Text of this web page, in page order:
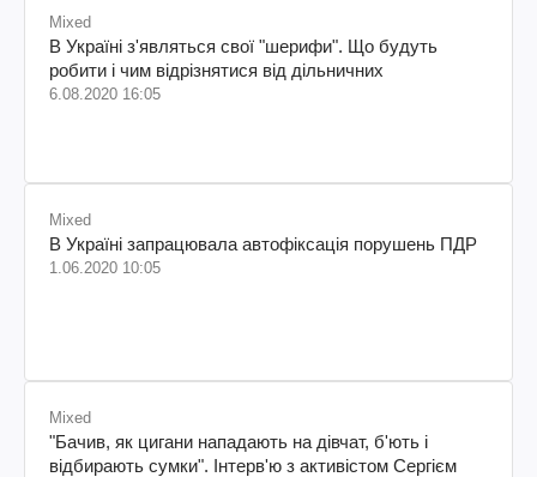
Mixed
В Україні з'являться свої "шерифи". Що будуть
робити і чим відрізнятися від дільничних
6.08.2020 16:05
Mixed
В Україні запрацювала автофіксація порушень ПДР
1.06.2020 10:05
Mixed
"Бачив, як цигани нападають на дівчат, б'ють і
відбирають сумки". Інтерв'ю з активістом Сергієм